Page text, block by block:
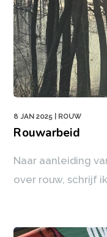
8 JAN 2025 | ROUW
Rouwarbeid
Naar aanleiding
over rouw, schrijf